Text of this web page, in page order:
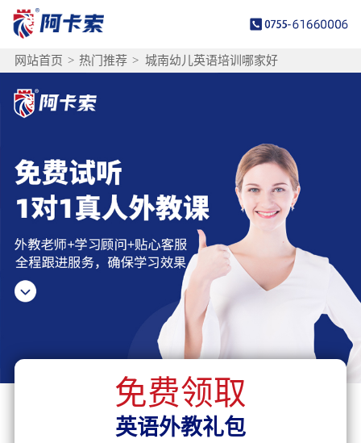
网站首页 > 热门推荐 > 城南幼儿英语培训哪家好
免费领取
英语外教礼包